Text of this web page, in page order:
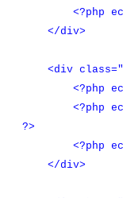
<?php echo
</div>
<div
<?php echo
<?php echo
?>
<?php echo
</div>